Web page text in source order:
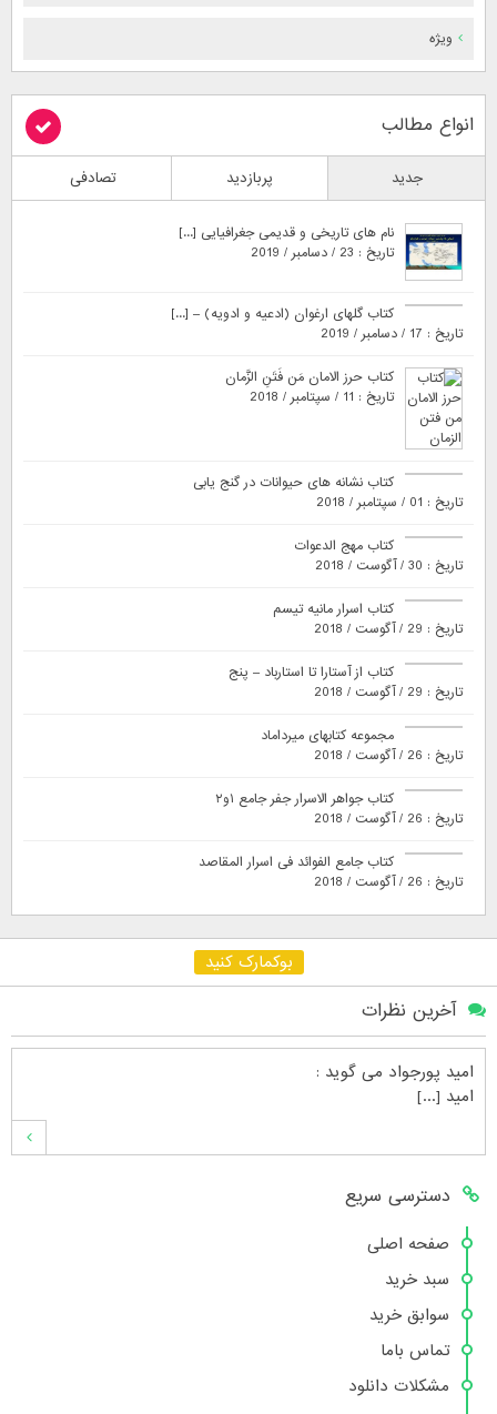
ویژه
انواع مطالب
جدید پربازدید تصادفی
نام های تاریخی و قدیمی جغرافیایی [...]
تاریخ : 23 / دسامبر / 2019
کتاب گلهای ارغوان (ادعیه و ادویه) – [...]
تاریخ : 17 / دسامبر / 2019
کتاب حرز الامان مَن فَتَنِ الزَّمان
تاریخ : 11 / سپتامبر / 2018
کتاب نشانه های حیوانات در گنج یابی
تاریخ : 01 / سپتامبر / 2018
کتاب مهج الدعوات
تاریخ : 30 / آگوست / 2018
کتاب اسرار مانیه تیسم
تاریخ : 29 / آگوست / 2018
کتاب از آستارا تا استارباد – پنج
تاریخ : 29 / آگوست / 2018
مجموعه کتابهای میرداماد
تاریخ : 26 / آگوست / 2018
کتاب جواهر الاسرار جفر جامع ۱و۲
تاریخ : 26 / آگوست / 2018
کتاب جامع الفوائد فی اسرار المقاصد
تاریخ : 26 / آگوست / 2018
بوکمارک کنید
آخرین نظرات
امید پورجواد می گوید :
امید [...]
محمدشهنوازیمی گوید :
سلام بنده محمد شهنوازی فقط بوسیله ا [...]
محمدمی گوید :
سلام تعداد کتاب۶در سایت زیاد نیست [...]
دسترسی سریع
صفحه اصلی
سبد خرید
سوابق خرید
تماس باما
مشکلات دانلود